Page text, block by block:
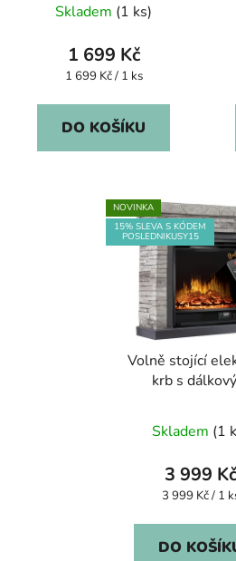
Skladem (1 ks)
1 699 Kč
Měrná
1 699 Kč / 1 ks
DO KOŠÍKU
NOVINKA
15% SLEVA S KÓDEM
POSLEDNIKUSY15
Volně stojící
krb s
efektem
Skladem (1
3 999 Kč
Měrná
3 999 Kč / 1
DO